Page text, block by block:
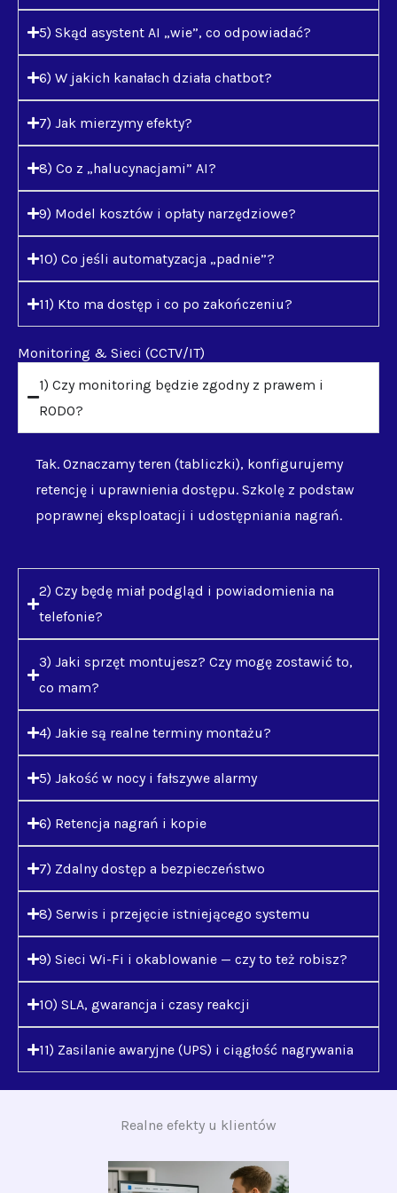
5) Skąd asystent AI „wie”, co odpowiadać?
6) W jakich kanałach działa chatbot?
7) Jak mierzymy efekty?
8) Co z „halucynacjami” AI?
9) Model kosztów i opłaty narzędziowe?
10) Co jeśli automatyzacja „padnie”?
11) Kto ma dostęp i co po zakończeniu?
Monitoring & Sieci (CCTV/IT)
1) Czy monitoring będzie zgodny z prawem i
RODO?
Tak. Oznaczamy teren (tabliczki), konfigurujemy
retencję i uprawnienia dostępu. Szkolę z podstaw
poprawnej eksploatacji i udostępniania nagrań.
2) Czy będę miał podgląd i powiadomienia na
telefonie?
3) Jaki sprzęt montujesz? Czy mogę zostawić to,
co mam?
4) Jakie są realne terminy montażu?
5) Jakość w nocy i fałszywe alarmy
6) Retencja nagrań i kopie
7) Zdalny dostęp a bezpieczeństwo
8) Serwis i przejęcie istniejącego systemu
9) Sieci Wi-Fi i okablowanie — czy to też robisz?
10) SLA, gwarancja i czasy reakcji
11) Zasilanie awaryjne (UPS) i ciągłość nagrywania
Realne efekty u klientów